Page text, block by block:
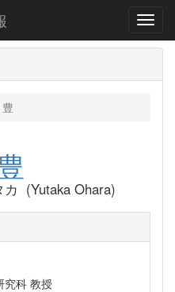
カ (Yutaka Ohara)
究科 教授